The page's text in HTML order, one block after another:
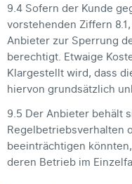
9.4 Sofern der Kunde
vorstehenden Ziffern
Anbieter zur Sperrung
berechtigt. Etwaige
Klargestellt wird, dass
hiervon grundsätzlich
9.5 Der Anbieter behält
Regelbetriebsverhalten
beeinträchtigen
deren Betrieb im